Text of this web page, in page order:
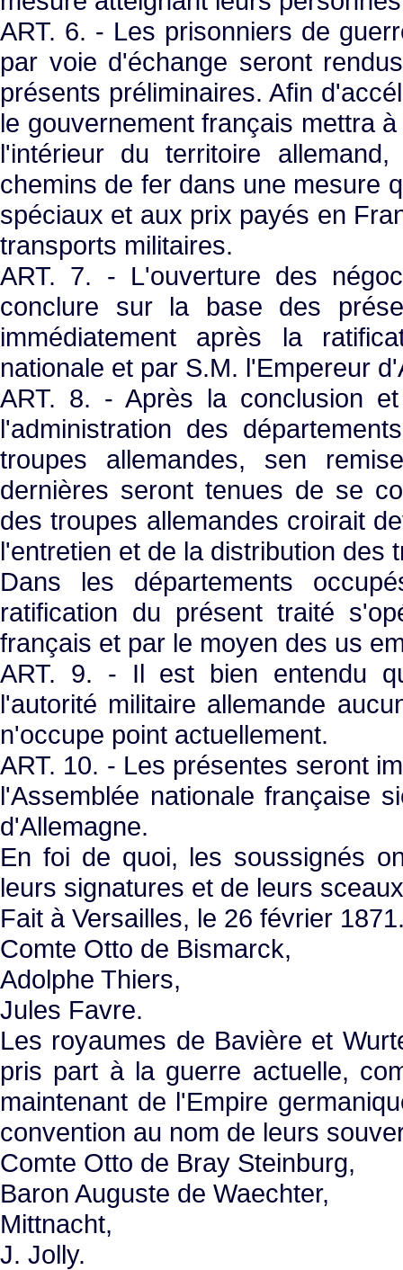
ART. 6. - Les prisonniers de
par voie d'échange seront
présents préliminaires. Afin
le gouvernement français mettra
l'intérieur du territoire
chemins de fer dans une mesure
spéciaux et aux prix payés en
transports militaires.
ART. 7. - L'ouverture des
conclure sur la base des
immédiatement après la
nationale et par S.M. l'Empereur
ART. 8. - Après la conclusion
l'administration des
troupes allemandes, sen
dernières seront tenues de se
des troupes allemandes croirait
l'entretien et de la distribution des
Dans les départements
ratification du présent traité
français et par le moyen des us
ART. 9. - Il est bien entendu
l'autorité militaire allemande
n'occupe point actuellement.
ART. 10. - Les présentes seront
l'Assemblée nationale française
d'Allemagne.
En foi de quoi, les soussignés
leurs signatures et de leurs
Fait à Versailles, le 26 février
Comte Otto de Bismarck,
Adolphe Thiers,
Jules Favre.
Les royaumes de Bavière et
pris part à la guerre actuelle,
maintenant de l'Empire
convention au nom de leurs
Comte Otto de Bray Steinburg,
Baron Auguste de Waechter,
Mittnacht,
J. Jolly.